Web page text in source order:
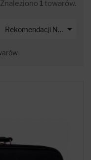
Znaleziono 1 towarów.
Rekomendacji Net-s 